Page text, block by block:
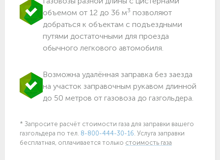
объемом от 12 до 36 м3 позволяют
добраться к объектам c подъездными
путями достаточными для проезда
обычного легкового автомобиля.
Возможна удалённая заправка без заезда
на участок заправочным рукавом длинной
до 50 метров от газовоза до газгольдера.
* Запросите расчёт стоимости газа для заправки вашего
газгольдера по тел. 8-800-444-30-16. Услуга заправки
бесплатная, оплачивается только стоимость газа